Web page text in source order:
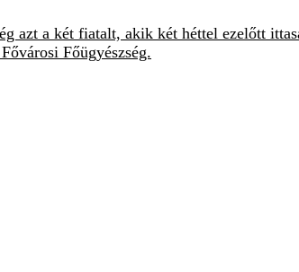
a két fiatalt, akik két héttel ezelőtt
Főügyészség.